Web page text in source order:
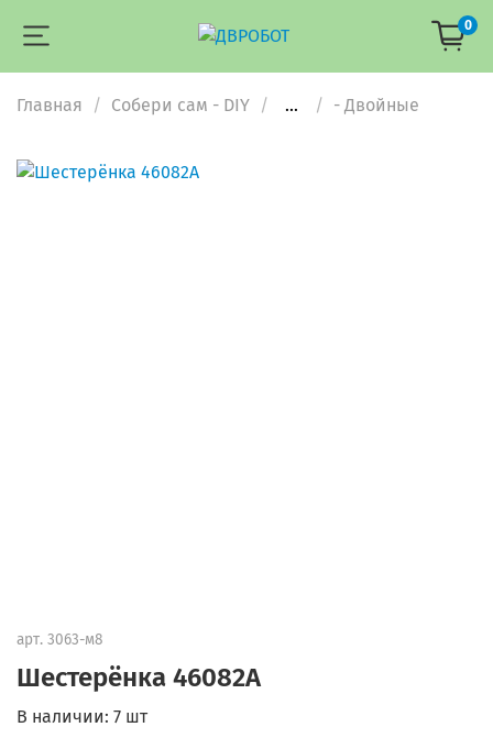
0
Главная Собери сам - DIY ... - Двойные
арт. 3063-м8
Шестерёнка 46082A
В наличии: 7 шт